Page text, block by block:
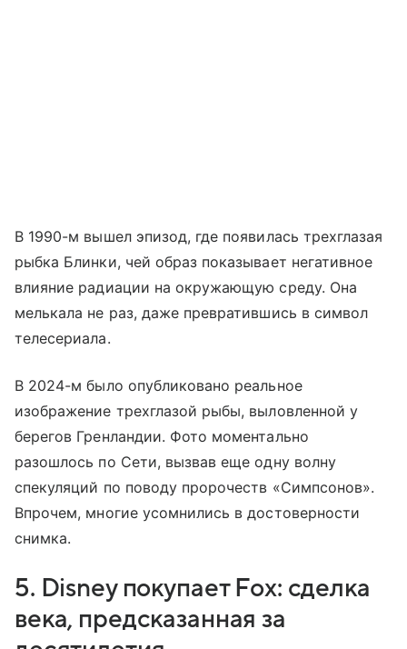
В 1990-м вышел эпизод, где появилась трехглазая
рыбка Блинки, чей образ показывает негативное
влияние радиации на окружающую среду. Она
мелькала не раз, даже превратившись в символ
телесериала.
В 2024-м было опубликовано реальное
изображение трехглазой рыбы, выловленной у
берегов Гренландии. Фото моментально
разошлось по Сети, вызвав еще одну волну
спекуляций по поводу пророчеств «Симпсонов».
Впрочем, многие усомнились в достоверности
снимка.
5. Disney покупает Fox: сделка
века, предсказанная за